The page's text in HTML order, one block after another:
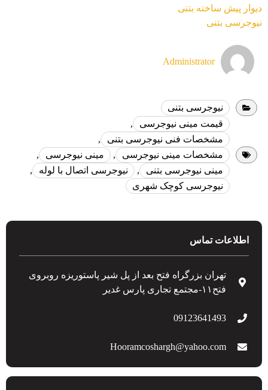
دیوار پیش ساخته بتنی
نیوجرسی بتنی
Administrator
نیوجرسی بتنی
قیمت مینی نیوجرسی
,
مشخصات فنی نیوجرسی بتنی
,
مشخصات مینی نیوجرسی
, مینی نیوجرسی
,
مینی نیوجرسی بتنی
, نیوجرسی اتصال با لوله
,
نیوجرسی کوچک شهری
اطلاعات تماس
تهران بزرگراه فتح بعد از پل شیر پاستوریزه روبروی
فتح۱۱-مجتمع تجاری پارس غدیر
09123641493
Hooramcoshargh@yahoo.com